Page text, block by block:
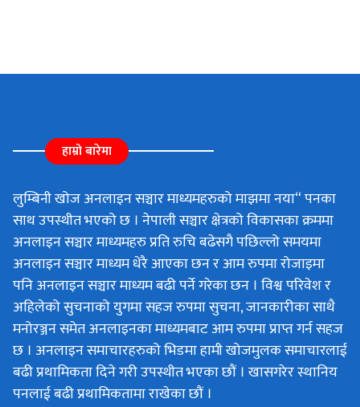
हाम्रो बारेमा
लुम्बिनी खोज अनलाइन सञ्चार माध्यमहरुको माझमा नया“ पनका
साथ उपस्थीत भएको छ । नेपाली सञ्चार क्षेत्रको विकासका क्रममा
अनलाइन सञ्चार माध्यमहरु प्रति रुचि बढेसगै पछिल्लो समयमा
अनलाइन सञ्चार माध्यम धेरै आएका छन र आम रुपमा रोजाइमा
पनि अनलाइन सञ्चार माध्यम बढी पर्ने गरेका छन । विश्व परिवेश र
अहिलेको सुचनाको युगमा सहज रुपमा सुचना, जानकारीका साथै
मनोरञ्जन समेत अनलाइनका माध्यमबाट आम रुपमा प्राप्त गर्न सहज
छ । अनलाइन समाचारहरुको भिडमा हामी खोजमुलक समाचारलाई
बढी प्रथामिकता दिने गरी उपस्थीत भएका छौं । खासगरेर स्थानिय
पनलाई बढी प्रथामिकतामा राखेका छौं ।